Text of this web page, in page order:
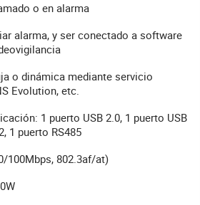
o en alarma
alarma, y ser conectado a software
o dinámica mediante servicio
Evolution, etc.
1 puerto USB 2.0, 1 puerto USB
1 puerto RS485
100Mbps, 802.3af/at)